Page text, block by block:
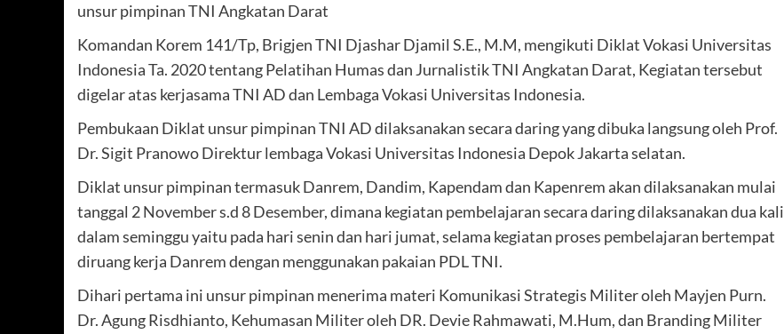
unsur pimpinan TNI Angkatan Darat
Komandan Korem 141/Tp, Brigjen TNI Djashar Djamil S.E., M.M, mengikuti Diklat Vokasi Universitas
Indonesia Ta. 2020 tentang Pelatihan Humas dan Jurnalistik TNI Angkatan Darat, Kegiatan tersebut
digelar atas kerjasama TNI AD dan Lembaga Vokasi Universitas Indonesia.
Pembukaan Diklat unsur pimpinan TNI AD dilaksanakan secara daring yang dibuka langsung oleh Prof.
Dr. Sigit Pranowo Direktur lembaga Vokasi Universitas Indonesia Depok Jakarta selatan.
Diklat unsur pimpinan termasuk Danrem, Dandim, Kapendam dan Kapenrem akan dilaksanakan mulai
tanggal 2 November s.d 8 Desember, dimana kegiatan pembelajaran secara daring dilaksanakan dua kali
dalam seminggu yaitu pada hari senin dan hari jumat, selama kegiatan proses pembelajaran bertempat
diruang kerja Danrem dengan menggunakan pakaian PDL TNI.
Dihari pertama ini unsur pimpinan menerima materi Komunikasi Strategis Militer oleh Mayjen Purn.
Dr. Agung Risdhianto, Kehumasan Militer oleh DR. Devie Rahmawati, M.Hum, dan Branding Militer